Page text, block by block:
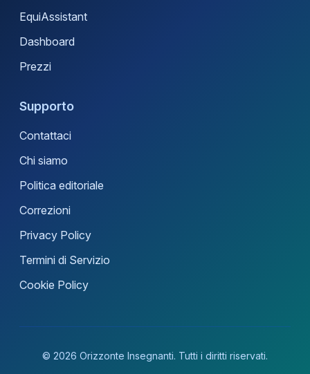
EquiAssistant
Dashboard
Prezzi
Supporto
Contattaci
Chi siamo
Politica editoriale
Correzioni
Privacy Policy
Termini di Servizio
Cookie Policy
© 2026 Orizzonte Insegnanti. Tutti i diritti riservati.